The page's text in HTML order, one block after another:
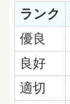
ランク
優良
良好
適切